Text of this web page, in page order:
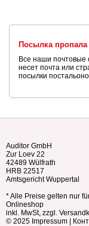
Посылка пропала
Все наши почтовые
несет почта или
посылки
Auditor GmbH
Zur Loev 22
42489 Wülfrath
HRB 22517
Amtsgericht Wuppertal
* Alle Preise gelten nur
Onlineshop
inkl. MwSt, zzgl.
© 2025 Impressum |